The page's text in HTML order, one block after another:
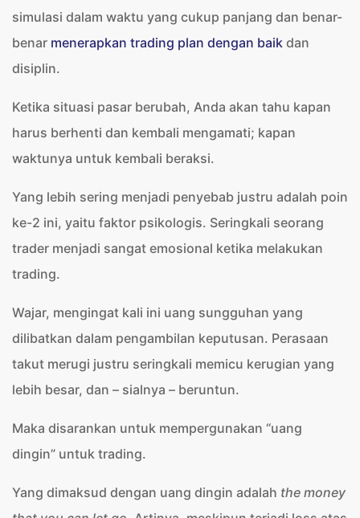
simulasi dalam waktu yang cukup panjang dan benar-
benar menerapkan trading plan dengan baik dan
disiplin.
Ketika situasi pasar berubah, Anda akan tahu kapan
harus berhenti dan kembali mengamati; kapan
waktunya untuk kembali beraksi.
Yang lebih sering menjadi penyebab justru adalah poin
ke-2 ini, yaitu faktor psikologis. Seringkali seorang
trader menjadi sangat emosional ketika melakukan
trading.
Wajar, mengingat kali ini uang sungguhan yang
dilibatkan dalam pengambilan keputusan. Perasaan
takut merugi justru seringkali memicu kerugian yang
lebih besar, dan – sialnya – beruntun.
Maka disarankan untuk mempergunakan “uang
dingin” untuk trading.
Yang dimaksud dengan uang dingin adalah the money